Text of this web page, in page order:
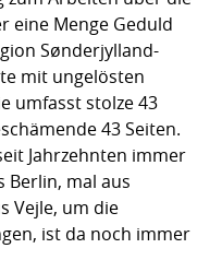
eine Menge Geduld
Sønderjylland-
mit ungelösten
umfasst stolze 43
43 Seiten.
Jahrzehnten immer
Berlin, mal aus
Vejle, um die
ist da noch immer